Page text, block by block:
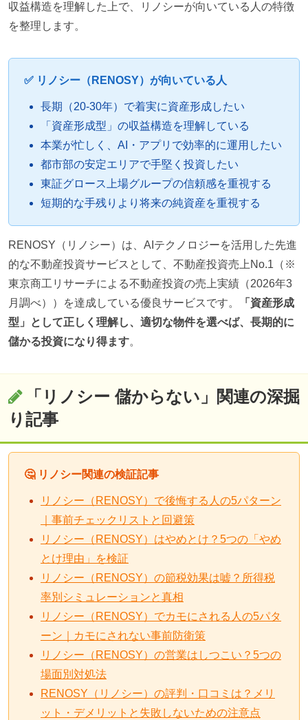
収益構造を理解した上で、リノシーが向いている人の特徴
を整理します。
✅ リノシー（RENOSY）が向いている人
長期（20-30年）で着実に資産形成したい
「資産形成型」の収益構造を理解している
本業が忙しく、AI・アプリで効率的に運用したい
都市部の安定エリアで手堅く投資したい
東証グロース上場グループの信頼感を重視する
短期的な手残りより将来の純資産を重視する
RENOSY（リノシー）は、AIテクノロジーを活用した先進
的な不動産投資サービスとして、不動産投資売上No.1（※
東京商工リサーチによる不動産投資の売上実績（2026年3
月調べ））を達成している優良サービスです。
「資産形成
型」として正しく理解し、適切な物件を選べば、長期的に
儲かる投資になり得ます。
「リノシー 儲からない」関連の深掘
り記事
🤔 リノシー関連の検証記事
リノシー（RENOSY）で後悔する人の5パターン
｜事前チェックリストと回避策
リノシー（RENOSY）はやめとけ？5つの「やめ
とけ理由」を検証
リノシー（RENOSY）の節税効果は嘘？所得税
率別シミュレーションと真相
リノシー（RENOSY）でカモにされる人の5パタ
ーン｜カモにされない事前防衛策
リノシー（RENOSY）の営業はしつこい？5つの
場面別対処法
RENOSY（リノシー）の評判・口コミは？メリ
ット・デメリットと失敗しないための注意点